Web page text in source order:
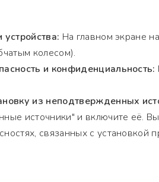
На главном экране
колесом).
и конфиденциальность:
из неподтвержденных
источники" и включите её.
связанных с установкой